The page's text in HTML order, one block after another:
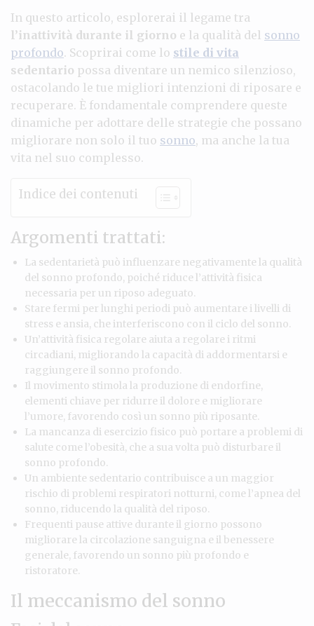
In questo articolo, esplorerai il legame tra
l’inattività durante il giorno e la qualità del sonno
profondo. Scoprirai come lo stile di vita
sedentario possa diventare un nemico silenzioso,
ostacolando le tue migliori intenzioni di riposare e
recuperare. È fondamentale comprendere queste
dinamiche per adottare delle strategie che possano
migliorare non solo il tuo sonno, ma anche la tua
vita nel suo complesso.
Indice dei contenuti
Argomenti trattati:
La sedentarietà può influenzare negativamente la qualità
del sonno profondo, poiché riduce l’attività fisica
necessaria per un riposo adeguato.
Stare fermi per lunghi periodi può aumentare i livelli di
stress e ansia, che interferiscono con il ciclo del sonno.
Un’attività fisica regolare aiuta a regolare i ritmi
circadiani, migliorando la capacità di addormentarsi e
raggiungere il sonno profondo.
Il movimento stimola la produzione di endorfine,
elementi chiave per ridurre il dolore e migliorare
l’umore, favorendo così un sonno più riposante.
La mancanza di esercizio fisico può portare a problemi di
salute come l’obesità, che a sua volta può disturbare il
sonno profondo.
Un ambiente sedentario contribuisce a un maggior
rischio di problemi respiratori notturni, come l’apnea del
sonno, riducendo la qualità del riposo.
Frequenti pause attive durante il giorno possono
migliorare la circolazione sanguigna e il benessere
generale, favorendo un sonno più profondo e
ristoratore.
Il meccanismo del sonno